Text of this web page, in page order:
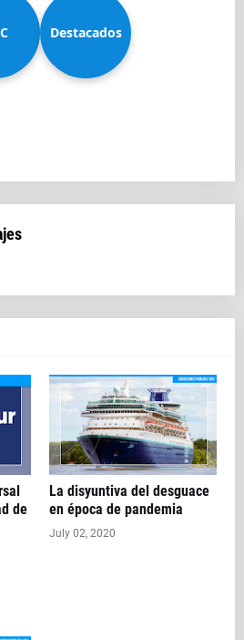
DiademaDestacados
de
La disyuntiva del desguace
en época de pandemia
July 02, 2020